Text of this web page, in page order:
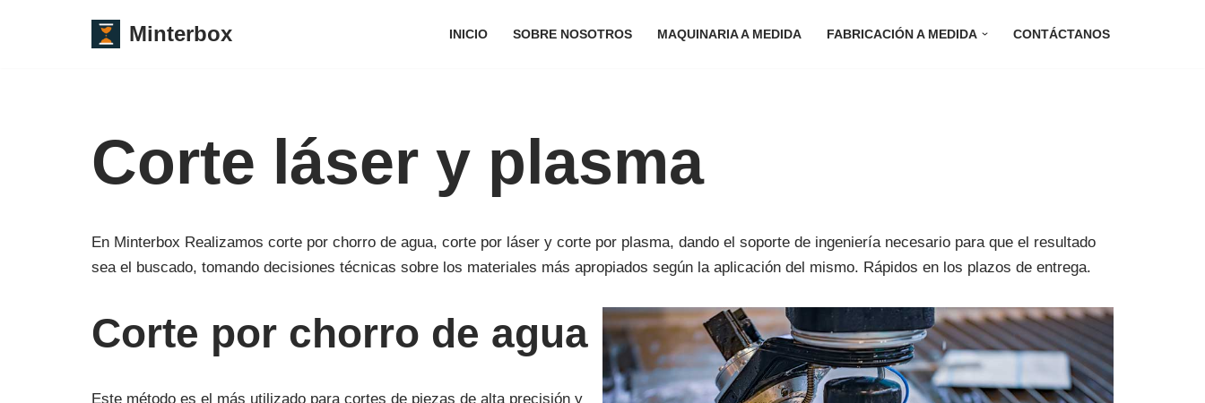
Minterbox INICIO SOBRE NOSOTROS MAQUINARIA A MEDIDA FABRICACIÓN A MEDIDA CONTÁCTANOS
Corte láser y plasma
En Minterbox Realizamos corte por chorro de agua, corte por láser y corte por plasma, dando el soporte de ingeniería necesario para que el resultado
sea el buscado, tomando decisiones técnicas sobre los materiales más apropiados según la aplicación del mismo. Rápidos en los plazos de entrega.
Corte por chorro de agua
Este método es el más utilizado para cortes de piezas de alta precisión y